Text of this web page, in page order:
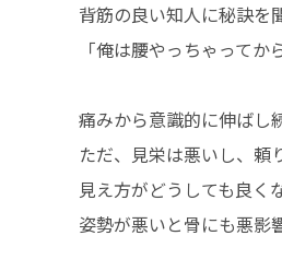
背筋の良い知人に秘訣を
「俺は腰やっちゃって
痛みから意識的に伸ばし
ただ、見栄は悪いし、頼
見え方がどうしても良く
姿勢が悪いと骨にも悪影